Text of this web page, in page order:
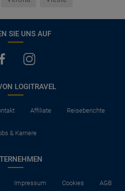
SIE UNS AUF
LOGITRAVEL
Affiliate Reiseberichte
& Karriere
Impressum Cookies AGB